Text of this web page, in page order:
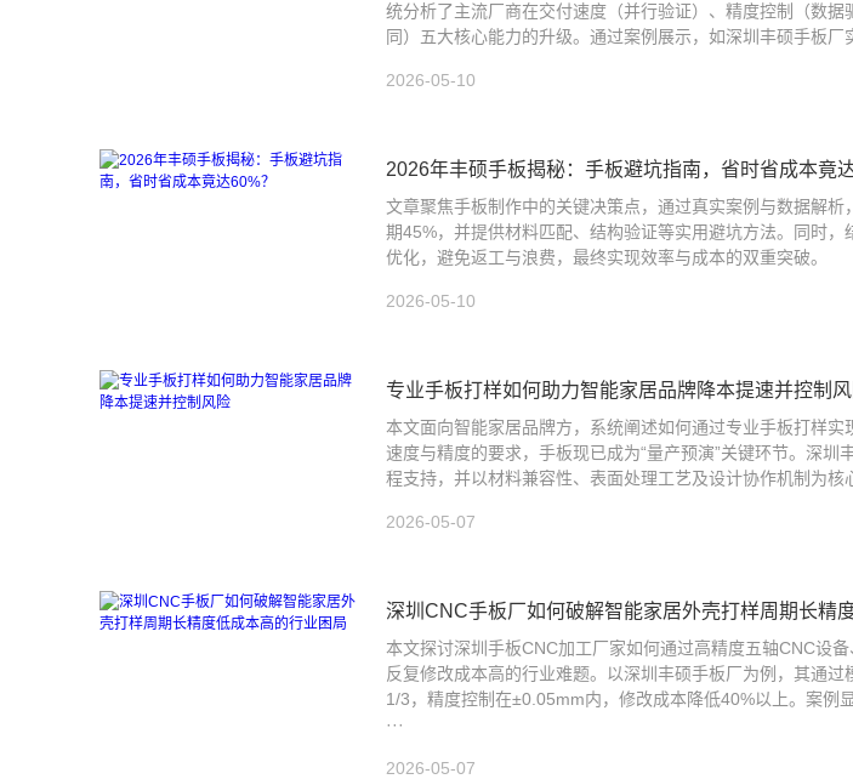
统分析了主流厂商在交付速度（并行验证）、精度控制（数
同）五大核心能力的升级。通过案例展示，如深圳丰硕手板
2026-05-10
2026年丰硕手板揭秘：手板避坑指南，省时省成本竟达
文章聚焦手板制作中的关键决策点，通过真实案例与数据解
期45%，并提供材料匹配、结构验证等实用避坑方法。同时
优化，避免返工与浪费，最终实现效率与成本的双重突破。
2026-05-10
专业手板打样如何助力智能家居品牌降本提速并控制
本文面向智能家居品牌方，系统阐述如何通过专业手板打样
速度与精度的要求，手板现已成为“量产预演”关键环节。深
程支持，并以材料兼容性、表面处理工艺及设计协作机制为核
2026-05-07
深圳CNC手板厂如何破解智能家居外壳打样周期长精
本文探讨深圳手板CNC加工厂家如何通过高精度五轴CNC设
反复修改成本高的行业难题。以深圳丰硕手板厂为例，其通
1/3，精度控制在±0.05mm内，修改成本降低40%以上。案例
···
2026-05-07